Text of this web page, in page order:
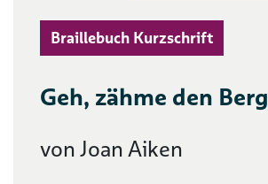
Braillebuch Kurzschrift
Geh, zähme den Berg
von Joan Aiken